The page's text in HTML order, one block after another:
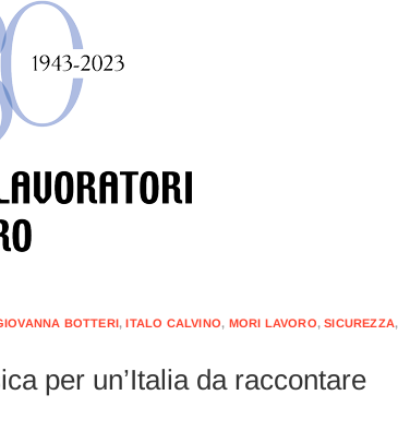
BOTTERI,ITALO CALVINO, MORI LAVORO,SICUREZZA,
per un’Italia da raccontare